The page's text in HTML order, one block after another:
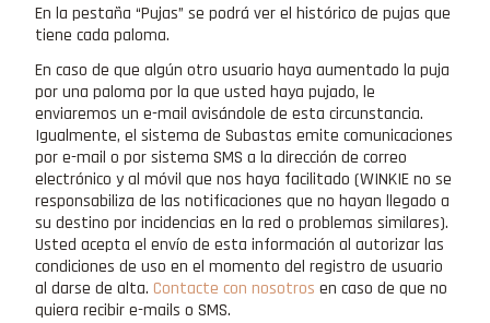
En la pestaña “Pujas” se podrá ver el histórico de pujas que
tiene cada paloma.
En caso de que algún otro usuario haya aumentado la puja
por una paloma por la que usted haya pujado, le
enviaremos un e-mail avisándole de esta circunstancia.
Igualmente, el sistema de Subastas emite comunicaciones
por e-mail o por sistema SMS a la dirección de correo
electrónico y al móvil que nos haya facilitado (WINKIE no se
responsabiliza de las notificaciones que no hayan llegado a
su destino por incidencias en la red o problemas similares).
Usted acepta el envío de esta información al autorizar las
condiciones de uso en el momento del registro de usuario
al darse de alta. Contacte con nosotros en caso de que no
quiera recibir e-mails o SMS.